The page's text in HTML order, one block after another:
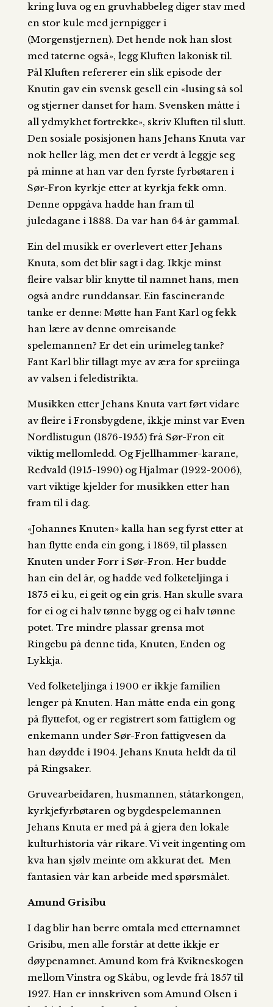
kring luva og en gruvhabbeleg diger stav med
en stor kule med jernpigger i
(Morgenstjernen). Det hende nok han slost
med taterne også», legg Kluften lakonisk til.
Pål Kluften refererer ein slik episode der
Knutin gav ein svensk gesell ein «lusing så sol
og stjerner danset for ham. Svensken måtte i
all ydmykhet fortrekke», skriv Kluften til slutt.
Den sosiale posisjonen hans Jehans Knuta var
nok heller låg, men det er verdt å leggje seg
på minne at han var den fyrste fyrbøtaren i
Sør-Fron kyrkje etter at kyrkja fekk omn.
Denne oppgåva hadde han fram til
juledagane i 1888. Da var han 64 år gammal.
Ein del musikk er overlevert etter Jehans
Knuta, som det blir sagt i dag. Ikkje minst
fleire valsar blir knytte til namnet hans, men
også andre runddansar. Ein fascinerande
tanke er denne: Møtte han Fant Karl og fekk
han lære av denne omreisande
spelemannen? Er det ein urimeleg tanke?
Fant Karl blir tillagt mye av æra for spreiinga
av valsen i feledistrikta.
Musikken etter Jehans Knuta vart ført vidare
av fleire i Fronsbygdene, ikkje minst var Even
Nordlistugun (1876-1955) frå Sør-Fron eit
viktig mellomledd. Og Fjellhammer-karane,
Redvald (1915-1990) og Hjalmar (1922-2006),
vart viktige kjelder for musikken etter han
fram til i dag.
«Johannes Knuten» kalla han seg fyrst etter at
han flytte enda ein gong, i 1869, til plassen
Knuten under Forr i Sør-Fron. Her budde
han ein del år, og hadde ved folketeljinga i
1875 ei ku, ei geit og ein gris. Han skulle svara
for ei og ei halv tønne bygg og ei halv tønne
potet. Tre mindre plassar grensa mot
Ringebu på denne tida, Knuten, Enden og
Lykkja.
Ved folketeljinga i 1900 er ikkje familien
lenger på Knuten. Han måtte enda ein gong
på flyttefot, og er registrert som fattiglem og
enkemann under Sør-Fron fattigvesen da
han døydde i 1904. Jehans Knuta heldt da til
på Ringsaker.
Gruvearbeidaren, husmannen, ståtarkongen,
kyrkjefyrbøtaren og bygdespelemannen
Jehans Knuta er med på å gjera den lokale
kulturhistoria vår rikare. Vi veit ingenting om
kva han sjølv meinte om akkurat det. Men
fantasien vår kan arbeide med spørsmålet.
Amund Grisibu
I dag blir han berre omtala med etternamnet
Grisibu, men alle forstår at dette ikkje er
døypenamnet. Amund kom frå Kvikneskogen
mellom Vinstra og Skåbu, og levde frå 1857 til
1927. Han er innskriven som Amund Olsen i